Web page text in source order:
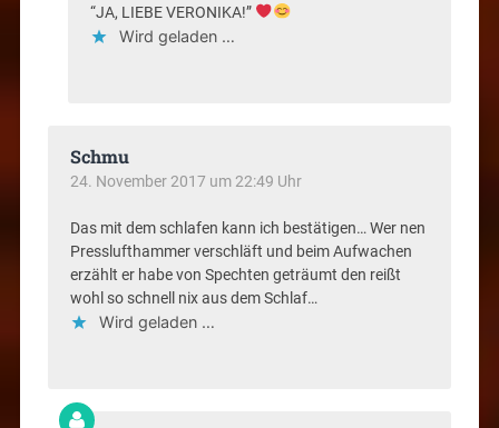
“JA, LIEBE VERONIKA!”
Wird geladen …
Schmu
24. November 2017 um 22:49 Uhr
Das mit dem schlafen kann ich bestätigen… Wer nen
Presslufthammer verschläft und beim Aufwachen
erzählt er habe von Spechten geträumt den reißt
wohl so schnell nix aus dem Schlaf…
Wird geladen …